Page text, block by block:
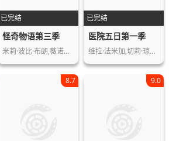
已完结
怪奇物语第三季
米莉·波比·布朗,薇诺娜·瑞德,大卫·…
已完结
医院五日第一季
维拉·法米加,切莉·琼斯,小科尼利厄斯…
8.7 9.0